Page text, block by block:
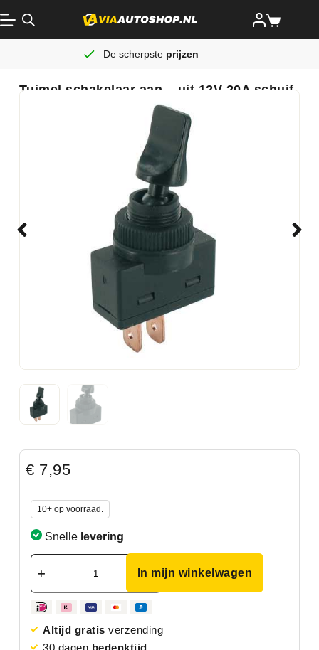
De scherpste prijzen
Tuimel schakelaar aan – uit 12V 20A schuif
€ 7,95
10+ op voorraad.
Snelle levering
In mijn winkelwagen
Altijd gratis verzending
30 dagen bedenktijd